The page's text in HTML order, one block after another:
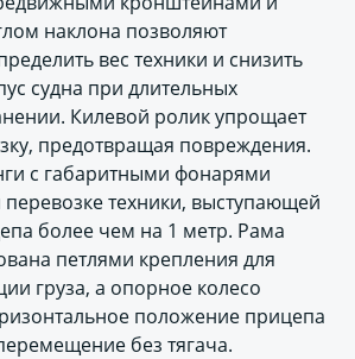
наклона позволяют
вес техники и снизить
судна при длительных
Килевой ролик упрощает
предотвращая повреждения.
с габаритными фонарями
техники, выступающей
более чем на 1 метр. Рама
петлями крепления для
груза, а опорное колесо
положение прицепа
без тягача.